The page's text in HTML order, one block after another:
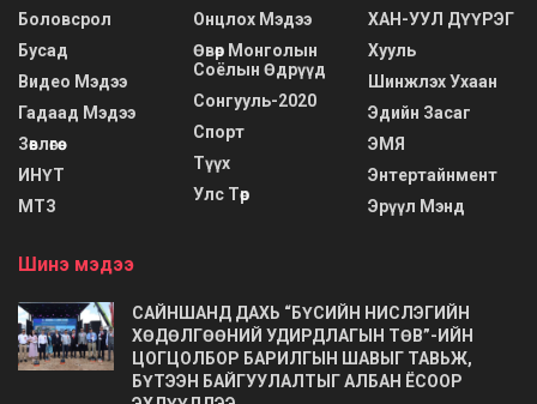
Боловсрол
Бусад
Видео Мэдээ
Гадаад Мэдээ
Зөвлөгөө
ИНҮТ
МТЗ
Онцлох Мэдээ
Өвөр Монголын
Соёлын Өдрүүд
Сонгууль-2020
Спорт
Түүх
Улс Төр
ХАН-УУЛ ДҮҮРЭГ
Хууль
Шинжлэх Ухаан
Эдийн Засаг
ЭМЯ
Энтертайнмент
Эрүүл Мэнд
Шинэ мэдээ
САЙНШАНД ДАХЬ “БҮСИЙН НИСЛЭГИЙН
ХӨДӨЛГӨӨНИЙ УДИРДЛАГЫН ТӨВ”-ИЙН
ЦОГЦОЛБОР БАРИЛГЫН ШАВЫГ ТАВЬЖ,
БҮТЭЭН БАЙГУУЛАЛТЫГ АЛБАН ЁСООР